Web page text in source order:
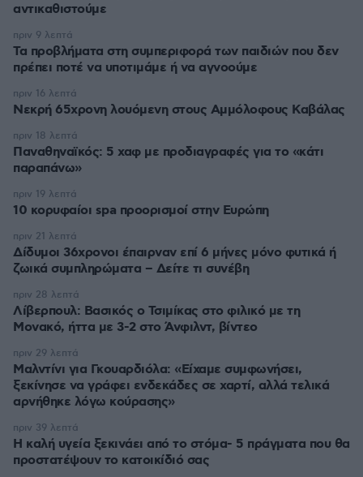
αντικαθιστούμε
Τα προβλήματα στη συμπεριφορά των παιδιών που δεν
πρέπει ποτέ να υποτιμάμε ή να αγνοούμε
πριν 9 λεπτά
Νεκρή 65χρονη λουόμενη στους Αμμόλοφους Καβάλας
πριν 16 λεπτά
Παναθηναϊκός: 5 χαφ με προδιαγραφές για το «κάτι
παραπάνω»
πριν 18 λεπτά
10 κορυφαίοι spa προορισμοί στην Ευρώπη
πριν 19 λεπτά
Δίδυμοι 36χρονοι έπαιρναν επί 6 μήνες μόνο φυτικά ή
ζωικά συμπληρώματα – Δείτε τι συνέβη
πριν 21 λεπτά
Λίβερπουλ: Βασικός ο Τσιμίκας στο φιλικό με τη
Μονακό, ήττα με 3-2 στο Άνφιλντ, βίντεο
πριν 28 λεπτά
Μαλντίνι για Γκουαρδιόλα: «Είχαμε συμφωνήσει,
ξεκίνησε να γράφει ενδεκάδες σε χαρτί, αλλά τελικά
αρνήθηκε λόγω κούρασης»
πριν 29 λεπτά
Η καλή υγεία ξεκινάει από το στόμα- 5 πράγματα που θα
προστατέψουν το κατοικίδιό σας
πριν 39 λεπτά